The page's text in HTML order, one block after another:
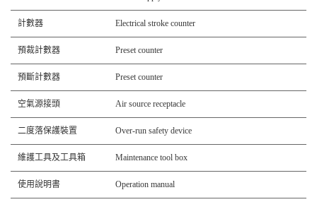
計數器 Electrical stroke counter
預裁計數器 Preset counter
預斷計數器 Preset counter
空氣源接頭 Air source receptacle
二度落保護裝置 Over-run safety device
維護工具及工具箱 Maintenance tool box
使用說明書 Operation manual